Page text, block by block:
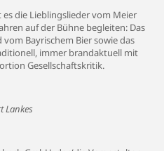
es die Lieblingslieder vom Meier
auf der Bühne begleiten: Das
Bayrischem Bier sowie das
immer brandaktuell mit
Gesellschaftskritik.
Lankes